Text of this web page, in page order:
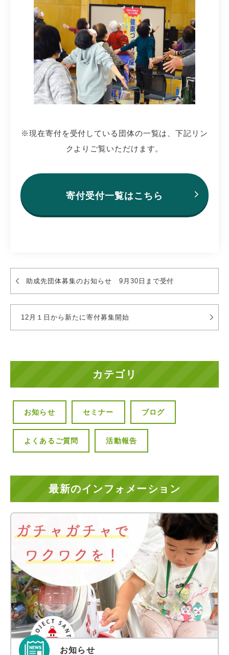
※現在寄付を受付している団体の一覧は、下記リン
クよりご覧いただけます。
寄付受付一覧はこちら
助成先団体募集のお知らせ 9月30日まで受付
12月１日から新たに寄付募集開始
カテゴリ
お知らせ セミナー ブログ
よくあるご質問 活動報告
最新のインフォメーション
お知らせ